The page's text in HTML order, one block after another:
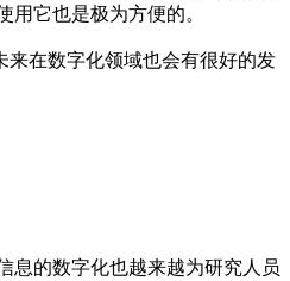
用它也是极为方便的。
来在数字化领域也会有很好的发
息的数字化也越来越为研究人员